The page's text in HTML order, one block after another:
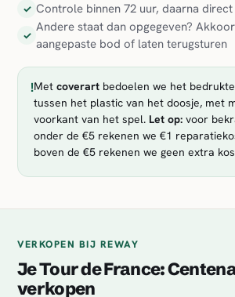
✓ Controle binnen 72 uur, daarna
✓
Andere staat dan opgegeven?
aangepaste bod of laten terugsturen
!Met coverart bedoelen we het
tussen het plastic van het doosje, met
voorkant van het spel. Let op: voor
onder de €5 rekenen we €1
boven de €5 rekenen we geen extra
VERKOPEN BIJ REWAY
Je Tour de France:
verkopen